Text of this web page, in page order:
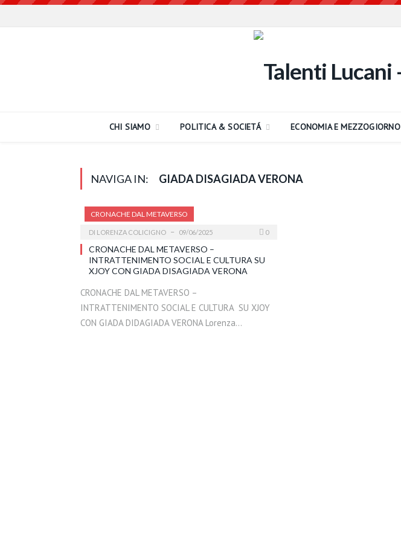
CHI SIAMO POLITICA & SOCIETÁ ECONOMIA E MEZZOGIORNO
NAVIGA IN: GIADA DISAGIADA VERONA
CRONACHE DAL METAVERSO
DI LORENZA COLICIGNO 09/06/2025 0
CRONACHE DAL METAVERSO –
INTRATTENIMENTO SOCIAL E CULTURA SU
XJOY CON GIADA DISAGIADA VERONA
CRONACHE DAL METAVERSO –
INTRATTENIMENTO SOCIAL E CULTURA SU XJOY
CON GIADA DIDAGIADA VERONA Lorenza…